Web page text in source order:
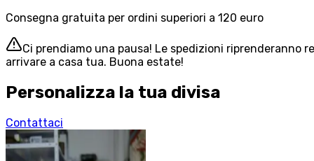
Consegna gratuita per ordini superiori a 120 euro
Ci prendiamo una pausa! Le spedizioni
arrivare a casa tua. Buona estate!
Personalizza la tua divisa
Contattaci